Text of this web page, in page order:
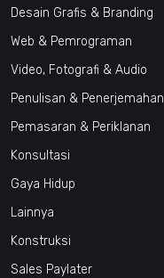
Desain Grafis & Branding
Web & Pemrograman
Video, Fotografi & Audio
Penulisan & Penerjemahan
Pemasaran & Periklanan
Konsultasi
Gaya Hidup
Lainnya
Konstruksi
Sales Paylater